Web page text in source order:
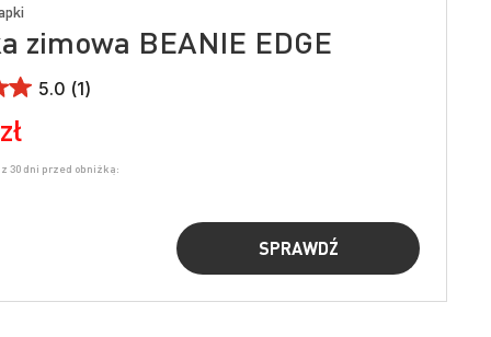
zimowa BEANIE EDGE
5.0 (1)
30 dni przed obniżką:
SPRAWDŹ